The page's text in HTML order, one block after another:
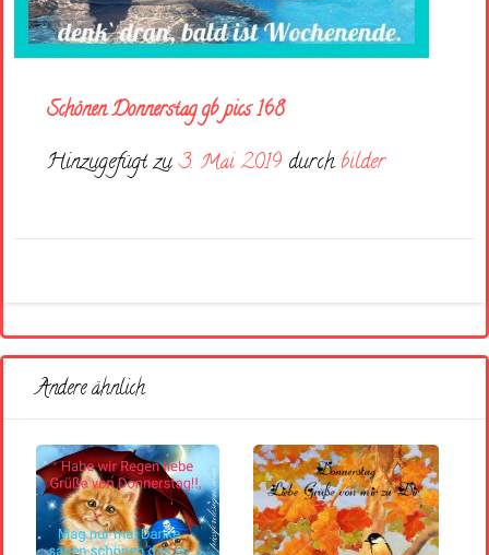
Schönen Donnerstag gb pics 168
Hinzugefügt zu3. Mai 2019 durch bilder
Andere ähnlich